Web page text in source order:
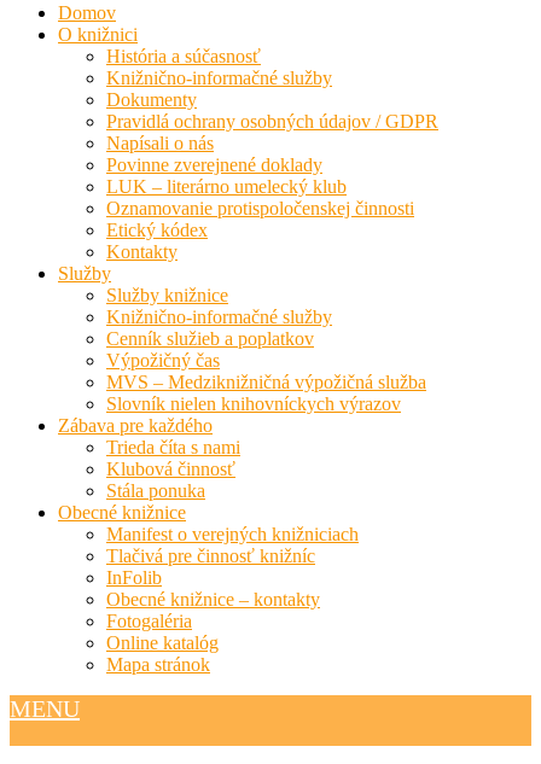
Domov
O knižnici
História a súčasnosť
Knižnično-informačné služby
Dokumenty
Pravidlá ochrany osobných údajov / GDPR
Napísali o nás
Povinne zverejnené doklady
LUK – literárno umelecký klub
Oznamovanie protispoločenskej činnosti
Etický kódex
Kontakty
Služby
Služby knižnice
Knižnično-informačné služby
Cenník služieb a poplatkov
Výpožičný čas
MVS – Medziknižničná výpožičná služba
Slovník nielen knihovníckych výrazov
Zábava pre každého
Trieda číta s nami
Klubová činnosť
Stála ponuka
Obecné knižnice
Manifest o verejných knižniciach
Tlačivá pre činnosť knižníc
InFolib
Obecné knižnice – kontakty
Fotogaléria
Online katalóg
Mapa stránok
MENU